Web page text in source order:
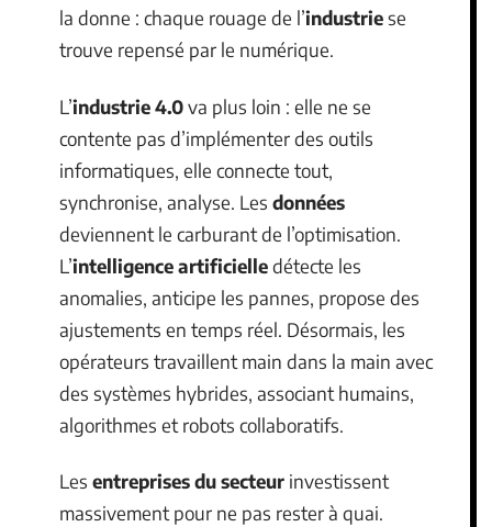
la donne : chaque rouage de l’industriese
trouve repensé par le numérique.
L’industrie 4.0va plus loin : elle ne se
contente pas d’implémenter des outils
informatiques, elle connecte tout,
synchronise, analyse. Les données
deviennent le carburant de l’optimisation.
L’intelligence artificielledétecte les
anomalies, anticipe les pannes, propose des
ajustements en temps réel. Désormais, les
opérateurs travaillent main dans la main avec
des systèmes hybrides, associant humains,
algorithmes et robots collaboratifs.
Les entreprises du secteur investissent
massivement pour ne pas rester à quai.